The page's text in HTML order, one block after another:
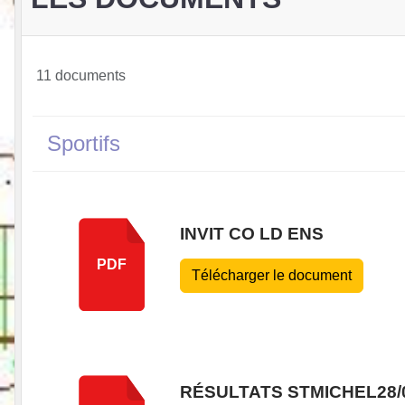
11 documents
Sportifs
PDF
INVIT CO LD ENS
Télécharger le document
RÉSULTATS